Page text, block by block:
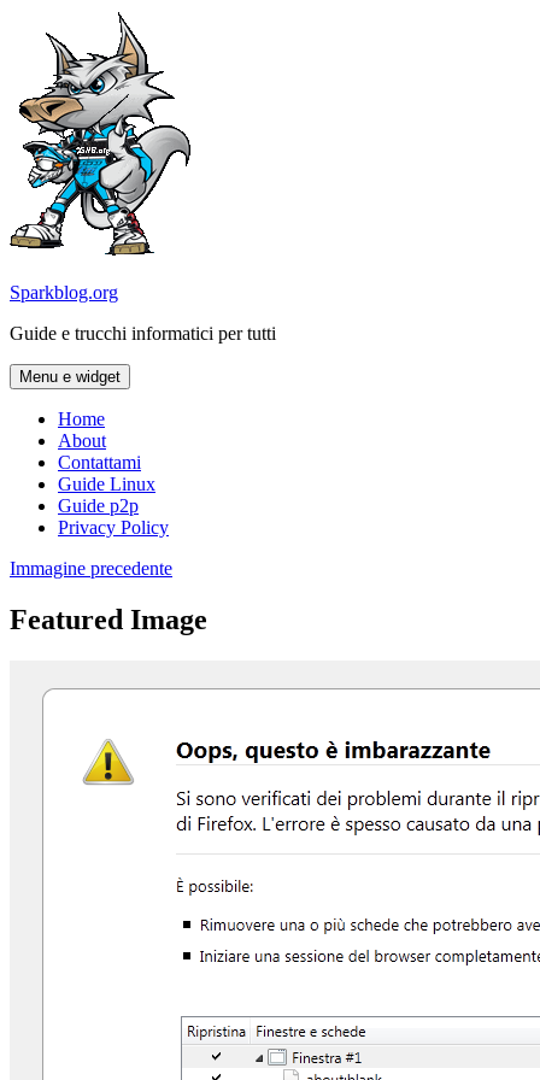
contenuto
Sparkblog.org
Guide e trucchi informatici per tutti
Menu e widget
Home
About
Contattami
Guide Linux
Guide p2p
Privacy Policy
Immagine precedente
Featured Image